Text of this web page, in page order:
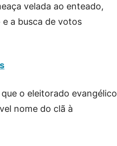
velada ao enteado,
a busca de votos
o eleitorado evangélico
nome do clã à